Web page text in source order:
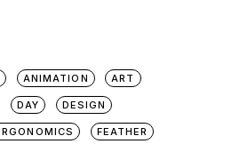
ANIMATION ART
DAY DESIGN
FEATHER